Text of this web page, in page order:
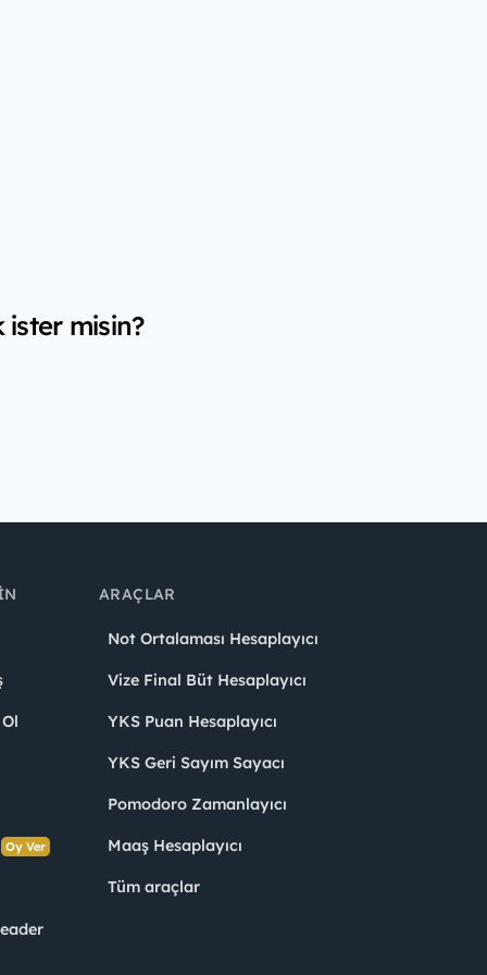
ister misin?
Oy Ver
ARAÇLAR
Not Ortalaması Hesaplayıcı
Vize Final Büt Hesaplayıcı
YKS Puan Hesaplayıcı
YKS Geri Sayım Sayacı
Pomodoro Zamanlayıcı
Maaş Hesaplayıcı
Tüm araçlar